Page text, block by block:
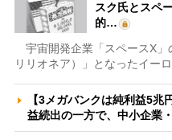
スク氏とスペ
的…
宇宙開発企業「スペースX」
リリオネア）」となったイー
【3メガバンクは純利益5
益続出の一方で、中小企業